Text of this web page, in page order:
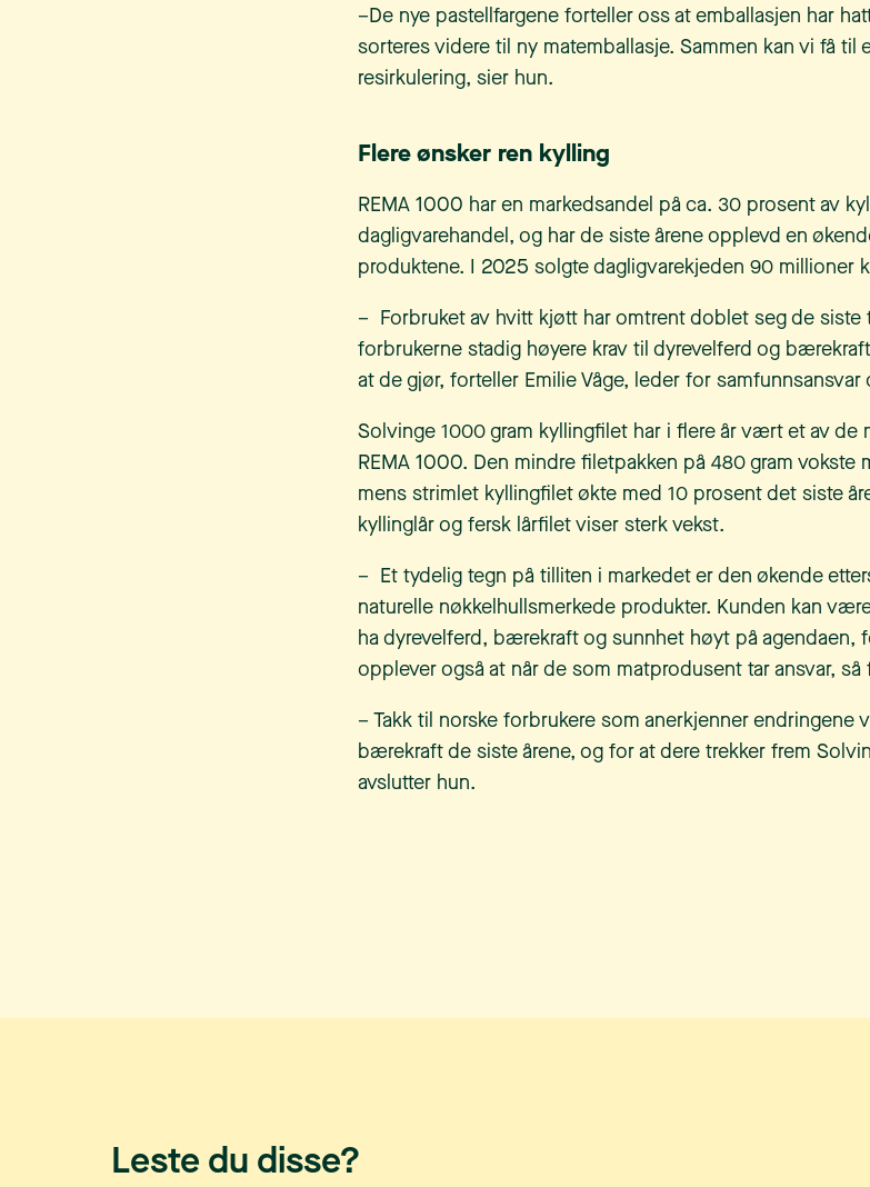
–De nye pastellfargene forteller oss at emballasjen har
sorteres videre til ny matemballasje. Sammen kan vi få til
resirkulering, sier hun.
Flere ønsker ren kylling
REMA 1000 har en markedsandel på ca. 30 prosent av
dagligvarehandel, og har de siste årene opplevd en
produktene. I 2025 solgte dagligvarekjeden 90 millioner
– Forbruket av hvitt kjøtt har omtrent doblet seg de siste
forbrukerne stadig høyere krav til dyrevelferd og
at de gjør, forteller Emilie Våge, leder for
Solvinge 1000 gram kyllingfilet har i flere år vært et av de
REMA 1000. Den mindre filetpakken på 480 gram vokste
mens strimlet kyllingfilet økte med 10 prosent det siste
kyllinglår og fersk lårfilet viser sterk vekst.
– Et tydelig tegn på tilliten i markedet er den økende
naturelle nøkkelhullsmerkede produkter. Kunden kan
ha dyrevelferd, bærekraft og sunnhet høyt på agendaen,
opplever også at når de som matprodusent tar ansvar, så
– Takk til norske forbrukere som anerkjenner endringene
bærekraft de siste årene, og for at dere trekker frem
avslutter hun.
Leste du disse?